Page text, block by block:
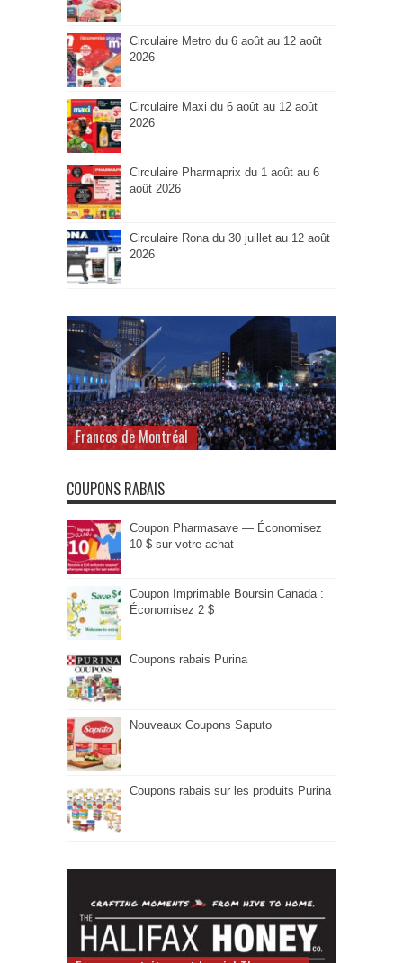
Circulaire Metro du 6 août au 12 août
2026
Circulaire Maxi du 6 août au 12 août
2026
Circulaire Pharmaprix du 1 août au 6
août 2026
Circulaire Rona du 30 juillet au 12 août
2026
Francos de Montréal
COUPONS RABAIS
Coupon Pharmasave — Économisez
10 $ sur votre achat
Coupon Imprimable Boursin Canada :
Économisez 2 $
Coupons rabais Purina
Nouveaux Coupons Saputo
Coupons rabais sur les produits Purina